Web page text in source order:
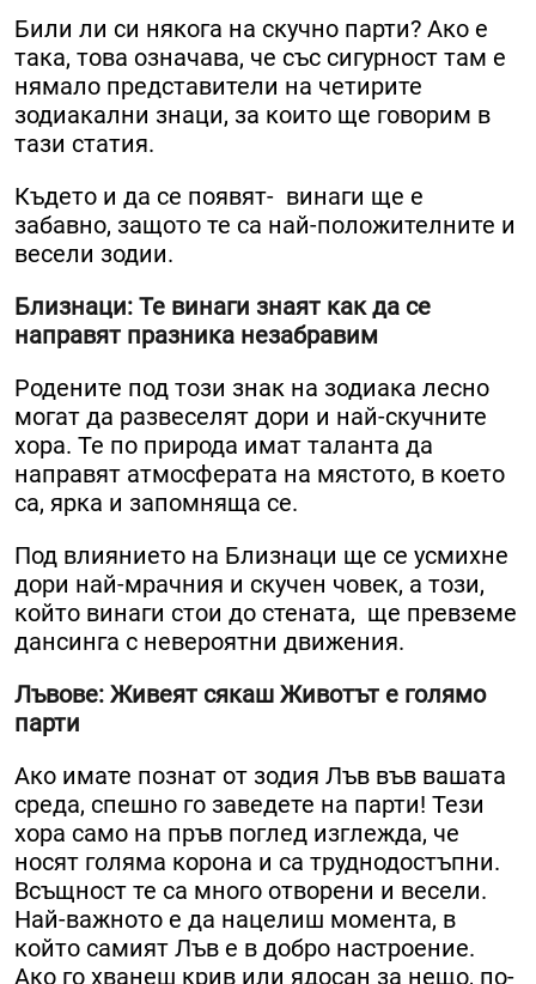
Били ли си някога на скучно парти? Ако е
така, това означава, че със сигурност там е
нямало представители на четирите
зодиакални знаци, за които ще говорим в
тази статия.
Където и да се появят- винаги ще е
забавно, защото те са най-положителните и
весели зодии.
Близнаци: Те винаги знаят как да се
направят празника незабравим
Родените под този знак на зодиака лесно
могат да развеселят дори и най-скучните
хора. Те по природа имат таланта да
направят атмосферата на мястото, в което
са, ярка и запомняща се.
Под влиянието на Близнаци ще се усмихне
дори най-мрачния и скучен човек, а този,
който винаги стои до стената, ще превземе
дансинга с невероятни движения.
Лъвове: Живеят сякаш Животът е голямо
парти
Ако имате познат от зодия Лъв във вашата
среда, спешно го заведете на парти! Тези
хора само на пръв поглед изглежда, че
носят голяма корона и са труднодостъпни.
Всъщност те са много отворени и весели.
Най-важното е да нацелиш момента, в
който самият Лъв е в добро настроение.
Ако го хванеш крив или ядосан за нещо, по-